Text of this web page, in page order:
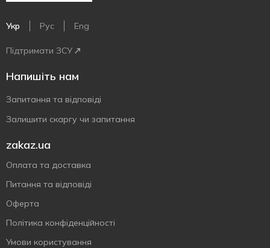
Укр Рус Eng
Підтримати ЗСУ
Напишіть нам
Запитання та відповіді
Залишити скаргу чи запитання
zakaz.ua
Оплата та доставка
Питання та відповіді
Оферта
Політика конфіденційності
Умови користування